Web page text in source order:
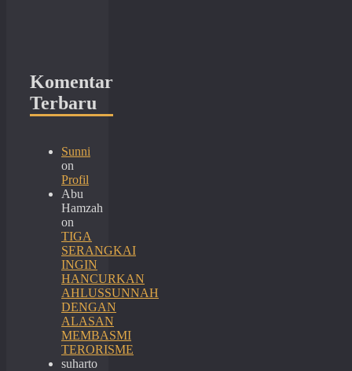
Komentar
Terbaru
Sunni
on
Profil
Abu
Hamzah
on
TIGA
SERANGKAI
INGIN
HANCURKAN
AHLUSSUNNAH
DENGAN
ALASAN
MEMBASMI
TERORISME
suharto